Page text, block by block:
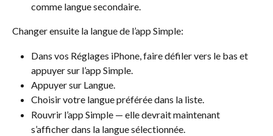
comme langue secondaire.
Changer ensuite la langue de l’app Simple:
Dans vos Réglages iPhone, faire défiler vers le bas et
appuyer sur l’app Simple.
Appuyer sur Langue.
Choisir votre langue préférée dans la liste.
Rouvrir l’app Simple — elle devrait maintenant
s’afficher dans la langue sélectionnée.